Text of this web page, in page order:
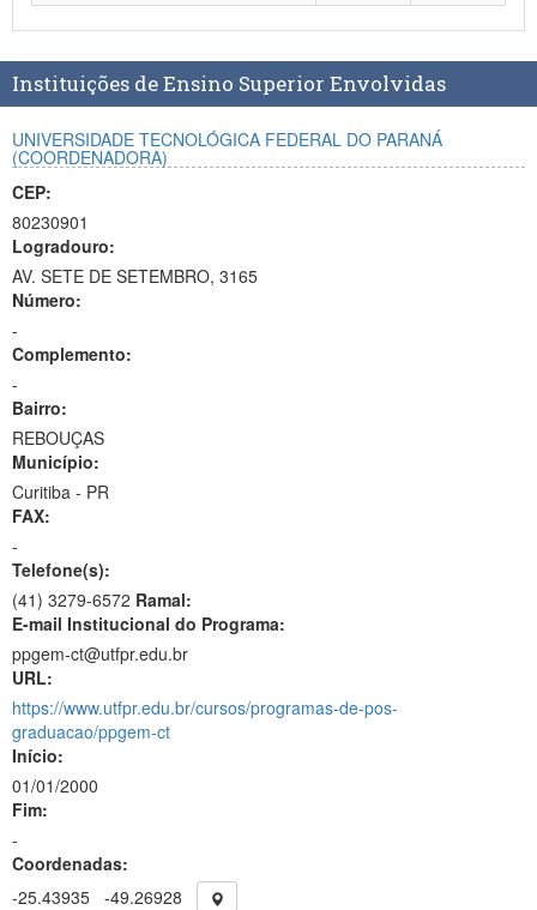
Instituições de Ensino Superior Envolvidas
UNIVERSIDADE TECNOLÓGICA FEDERAL DO PARANÁ
(COORDENADORA)
CEP:
80230901
Logradouro:
AV. SETE DE SETEMBRO, 3165
Número:
-
Complemento:
-
Bairro:
REBOUÇAS
Município:
Curitiba - PR
FAX:
-
Telefone(s):
(41) 3279-6572 Ramal:
E-mail Institucional do Programa:
ppgem-ct@utfpr.edu.br
URL:
https://www.utfpr.edu.br/cursos/programas-de-pos-
graduacao/ppgem-ct
Início:
01/01/2000
Fim:
-
Coordenadas:
-25.43935 -49.26928